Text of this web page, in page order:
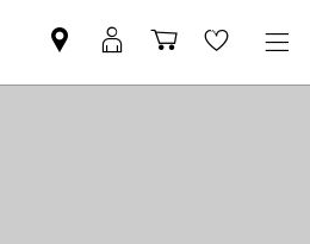
Βρείτε
Επίσημο
ΜΙΝΙ
Αpp
Καλάθι
αγορών
Wishlist